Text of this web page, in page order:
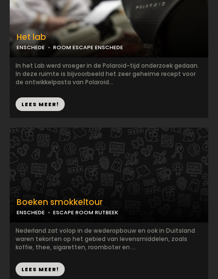
Het lab
ENSCHEDE ROOM ESCAPE ENSCHEDE
In het Lab werd vroeger in de Polaroid-tijd onderzoek gedaan.
In deze ruimte is bijvoorbeeld het zeer geheime recept voor
de ontwikkelpasta van Polaroid...
LEES MEER!
Boeken smokkeltour
ENSCHEDE ESCAPE ROOM RUTBEEK
Nederland zat volop in de wederopbouw en ook in Duitsland
waren tekorten op het gebied van levensmiddelen, zoals
koffie, thee, sigaretten, roomboter en ...
LEES MEER!